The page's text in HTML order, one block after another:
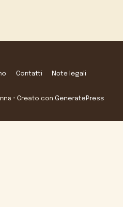
Contatti Note legali
• Creato con GeneratePress